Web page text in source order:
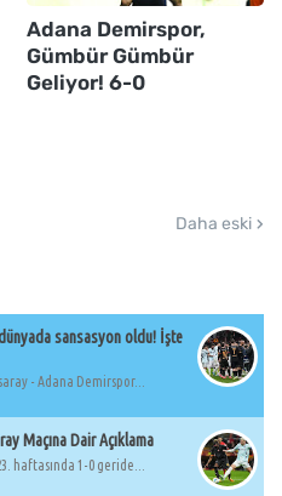
Adana Demirspor,
Gümbür Gümbür
Geliyor! 6-0
Daha eski
sansasyon oldu! İşte
- Adana Demirspor...
Maçına Dair Açıklama
haftasında 1-0 geride...